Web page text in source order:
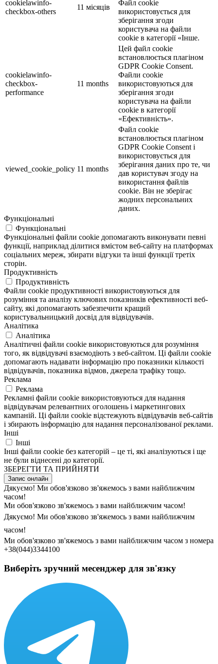
cookielawinfo-
checkbox-others
11 місяців
Файл cookie
використовується для
зберігання згоди
користувача на файли
cookie в категорії «Інше.
cookielawinfo-
checkbox-
performance
11 months
Цей файл cookie
встановлюється плагіном
GDPR Cookie Consent.
Файли cookie
використовуються для
зберігання згоди
користувача на файли
cookie в категорії
«Ефективність».
viewed_cookie_policy 11 months
Файл cookie
встановлюється плагіном
GDPR Cookie Consent і
використовується для
зберігання даних про те, чи
дав користувач згоду на
використання файлів
cookie. Він не зберігає
жодних персональних
даних.
Функціональні
Функціональні
Функціональні файли cookie допомагають виконувати певні
функції, наприклад ділитися вмістом веб-сайту на платформах
соціальних мереж, збирати відгуки та інші функції третіх
сторін.
Продуктивність
Продуктивність
Файли cookie продуктивності використовуються для
розуміння та аналізу ключових показників ефективності веб-
сайту, які допомагають забезпечити кращий
користувальницький досвід для відвідувачів.
Аналітика
Аналітика
Аналітичні файли cookie використовуються для розуміння
того, як відвідувачі взаємодіють з веб-сайтом. Ці файли cookie
допомагають надавати інформацію про показники кількості
відвідувачів, показника відмов, джерела трафіку тощо.
Реклама
Реклама
Рекламні файли cookie використовуються для надання
відвідувачам релевантних оголошень і маркетингових
кампаній. Ці файли cookie відстежують відвідувачів веб-сайтів
і збирають інформацію для надання персоналізованої реклами.
Інші
Інші
Інші файли cookie без категорій – це ті, які аналізуються і ще
не були віднесені до категорії.
ЗБЕРЕГТИ ТА ПРИЙНЯТИ
Запис онлайн
Дякуємо! Ми обов'язково зв'яжемось з вами найближчим
часом!
Ми обов'язково зв'яжемось з вами найближчим часом!
Дякуємо! Ми обов'язково зв'яжемось з вами найближчим
часом!
Ми обов'язково зв'яжемось з вами найближчим часом з номера
+38(044)3344100
Виберіть зручний месенджер для зв'язку